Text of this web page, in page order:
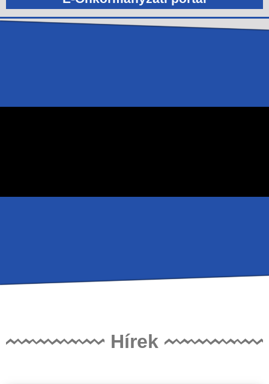
Hírek